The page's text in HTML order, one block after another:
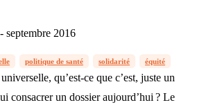
septembre 2016
politique de santé solidarité équité
qu’est-ce que c’est, juste un
consacrer un dossier aujourd’hui ? Le